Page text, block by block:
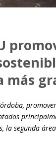
la segunda